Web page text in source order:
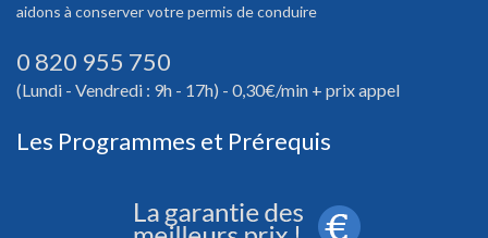
aidons à conserver votre permis de conduire
0 820 955 750
(Lundi - Vendredi : 9h - 17h) - 0,30€/min + prix appel
Les Programmes et Prérequis